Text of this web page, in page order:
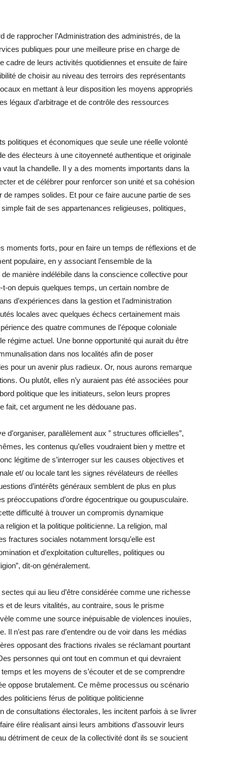
de rapprocher l’Administration des administrés, de la
publiques pour une meilleure prise en charge de
cadre de leurs activités quotidiennes et ensuite de faire
de choisir au niveau des terroirs des représentants
en mettant à leur disposition les moyens appropriés
légaux d’arbitrage et de contrôle des ressources
politiques et économiques que seule une réelle volonté
des électeurs à une citoyenneté authentique et originale
vaut la chandelle. Il y a des moments importants dans la
et de célébrer pour renforcer son unité et sa cohésion
rampes solides. Et pour ce faire aucune partie de ses
fait de ses appartenances religieuses, politiques,
moments forts, pour en faire un temps de réflexions et de
populaire, en y associant l’ensemble de la
manière indélébile dans la conscience collective pour
on depuis quelques temps, un certain nombre de
d’expériences dans la gestion et l’administration
locales avec quelques échecs certainement mais
des quatre communes de l’époque coloniale
régime actuel. Une bonne opportunité qui aurait du être
dans nos localités afin de poser
pour un avenir plus radieux. Or, nous aurons remarque
Ou plutôt, elles n’y auraient pas été associées pour
politique que les initiateurs, selon leurs propres
fait, cet argument ne les dédouane pas.
d’organiser, parallèlement aux ” structures officielles”,
les contenus qu’elles voudraient bien y mettre et
légitime de s’interroger sur les causes objectives et
et/ ou locale tant les signes révélateurs de réelles
d’intérêts généraux semblent de plus en plus
d’ordre égocentrique ou goupusculaire.
difficulté à trouver un compromis dynamique
et la politique politicienne. La religion, mal
fractures sociales notamment lorsqu’elle est
et d’exploitation culturelles, politiques ou
dit-on généralement.
qui au lieu d’être considérée comme une richesse
et de leurs vitalités, au contraire, sous le prisme
comme une source inépuisable de violences inouïes,
Il n’est pas rare d’entendre ou de voir dans les médias
opposant des fractions rivales se réclamant pourtant
personnes qui ont tout en commun et qui devraient
et les moyens de s’écouter et de se comprendre
oppose brutalement. Ce même processus ou scénario
politiciens férus de politique politicienne
de consultations électorales, les incitent parfois à se livrer
élire réalisant ainsi leurs ambitions d’assouvir leurs
détriment de ceux de la collectivité dont ils se soucient